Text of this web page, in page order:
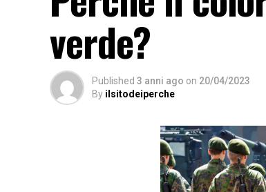
verde?
Published 3 anni ago on 20/04/2023
By ilsitodeiperche